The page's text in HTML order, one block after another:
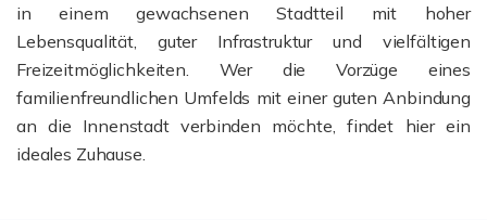
in einem gewachsenen Stadtteil mit hoher
Lebensqualität, guter Infrastruktur und vielfältigen
Freizeitmöglichkeiten. Wer die Vorzüge eines
familienfreundlichen Umfelds mit einer guten Anbindung
an die Innenstadt verbinden möchte, findet hier ein
ideales Zuhause.